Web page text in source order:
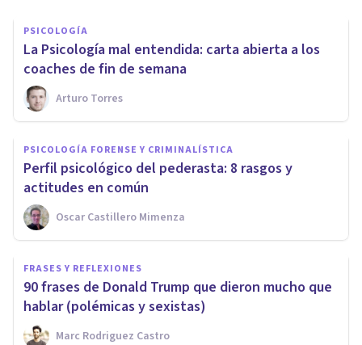
PSICOLOGÍA
​La Psicología mal entendida: carta abierta a los
coaches de fin de semana
Arturo Torres
PSICOLOGÍA FORENSE Y CRIMINALÍSTICA
Perfil psicológico del pederasta: 8 rasgos y
actitudes en común
Oscar Castillero Mimenza
FRASES Y REFLEXIONES
90 frases de Donald Trump que dieron mucho que
hablar (polémicas y sexistas)
Marc Rodriguez Castro